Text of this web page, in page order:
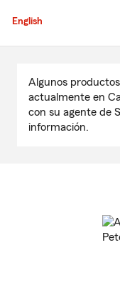
English
contenido
principal
Algunos
actualmente en
con su agente de
información.